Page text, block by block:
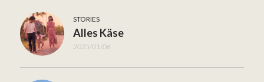
STORIES
Alles Käse
2025/01/06